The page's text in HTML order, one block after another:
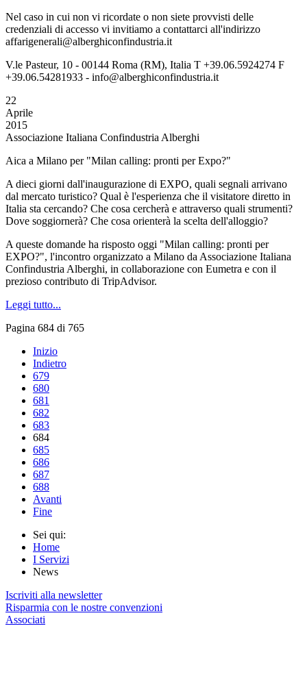
Nel caso in cui non vi ricordate o non siete provvisti delle
credenziali di accesso vi invitiamo a contattarci all'indirizzo
affarigenerali@alberghiconfindustria.it
V.le Pasteur, 10 - 00144 Roma (RM), Italia T +39.06.5924274 F
+39.06.54281933 - info@alberghiconfindustria.it
22
Aprile
2015
Associazione Italiana Confindustria Alberghi
Aica a Milano per "Milan calling: pronti per Expo?"
A dieci giorni dall'inaugurazione di EXPO, quali segnali arrivano
dal mercato turistico? Qual è l'esperienza che il visitatore diretto in
Italia sta cercando? Che cosa cercherà e attraverso quali strumenti?
Dove soggiornerà? Che cosa orienterà la scelta dell'alloggio?
A queste domande ha risposto oggi "Milan calling: pronti per
EXPO?", l'incontro organizzato a Milano da Associazione Italiana
Confindustria Alberghi, in collaborazione con Eumetra e con il
prezioso contributo di TripAdvisor.
Leggi tutto...
Pagina 684 di 765
Inizio
Indietro
679
680
681
682
683
684
685
686
687
688
Avanti
Fine
Sei qui:
Home
I Servizi
News
Iscriviti alla newsletter
Risparmia con le nostre convenzioni
Associati